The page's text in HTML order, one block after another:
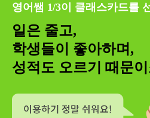
영어쌤 1/3이 클래스카드를
일은 줄고,
학생들이 좋아하며,
성적도 오르기 때문